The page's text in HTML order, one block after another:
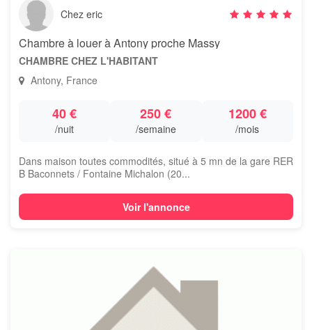
Chez eric
Chambre à louer à Antony proche Massy
CHAMBRE CHEZ L'HABITANT
Antony, France
40 €
/nuit
250 €
/semaine
1200 €
/mois
Dans maison toutes commodités, situé à 5 mn de la gare RER
B Baconnets / Fontaine Michalon (20...
Voir l'annonce